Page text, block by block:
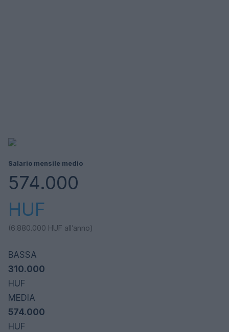
Salario mensile medio
574.000
HUF
(6.880.000 HUF all’anno)
BASSA
310.000
HUF
MEDIA
574.000
HUF